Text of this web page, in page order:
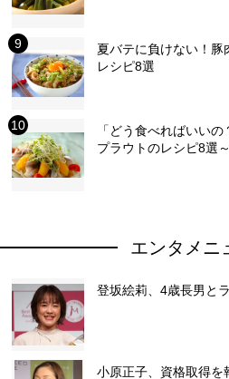
夏バテに負けない！豚
レシピ8選
「どう食べればいい
プラウトのレシピ8選
エンタメニ
登坂絵莉、4歳長男と
小原正子、資格取得を